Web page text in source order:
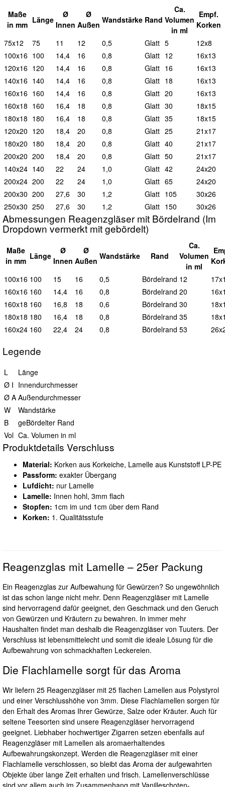
Maße
in mm Länge
Ø
Innen
Ø
Außen Wandstärke Rand
Ca.
Volumen
in ml
Empf.
Korken
75x12
75 11 12 0,5 Glatt 5
12x8
100x16 100 14,4 16 0,8 Glatt 12
16x13
120x16 120 14,4 16 0,8 Glatt 16
16x13
140x16 140 14,4 16 0,8 Glatt 18
16x13
160x16 160 14,4 16 0,8 Glatt 20
16x13
160x18 160 16,4 18 0,8 Glatt 30
18x15
180x18 180 16,4 18 0,8 Glatt 35
18x15
120x20 120 18,4 20 0,8 Glatt 25
21x17
180x20 180 18,4 20 0,8 Glatt 40
21x17
200x20 200 18,4 20 0,8 Glatt 50
21x17
140x24 140 22 24 1,0 Glatt 42
24x20
200x24 200 22 24 1,0 Glatt 65
24x20
200x30 200 27,6 30 1,2 Glatt 105
30x26
250x30 250 27,6 30 1,2 Glatt 150 30x26
Abmessungen Reagenzgläser mit Bördelrand (Im
Dropdown vermerkt mit gebördelt)
Maße
in mm Länge
Ø
Innen
Ø
Außen Wandstärke Rand
Ca.
Volumen
in ml
100x16 100 15 16 0,5 Bördelrand 12
160x16 160 14,4 16 0,8 Bördelrand 20
160x18 160 16,8 18 0,6 Bördelrand 30
180x18 180 16,4 18 0,8 Bördelrand 35
160x24 160 22,4 24 0,8 Bördelrand 53
Legende
L
Länge
Ø I Innendurchmesser
Ø A Außendurchmesser
W
Wandstärke
B
geBördelter Rand
Vol Ca. Volumen in ml
Produktdetails Verschluss
Material: Korken aus Korkeiche, Lamelle aus Kunststoff LP-PE
Passform: exakter Übergang
Lufdicht: nur Lamelle
Lamelle: Innen hohl, 3mm flach
Stopfen: 1cm im und 1cm über dem Rand
Korken: 1. Qualitätsstufe
Reagenzglas mit Lamelle – 25er Packung
Ein Reagenzglas zur Aufbewahung für Gewürzen? So ungewöhnlich
ist das schon lange nicht mehr. Denn Reagenzgläser mit Lamelle
sind hervorragend dafür geeignet, den Geschmack und den Geruch
von Gewürzen und Kräutern zu bewahren. In immer mehr
Haushalten findet man deshalb die Reagenzgläser von Tuuters. Der
Verschluss ist lebensmittelecht und somit die ideale Lösung für die
Aufbewahrung von schmackhaften Leckereien.
Die Flachlamelle sorgt für das Aroma
Wir liefern 25 Reagenzgläser mit 25 flachen Lamellen aus Polystyrol
und einer Verschlusshöhe von 3mm. Diese Flachlamellen sorgen für
den Erhalt des Aromas Ihrer Gewürze, Salze oder Kräuter. Auch für
seltene Teesorten sind unsere Reagenzgläser hervorragend
geeignet. Liebhaber hochwertiger Zigarren setzen ebenfalls auf
Reagenzgläser mit Lamellen als aromaerhaltendes
Aufbewahrungskonzept. Werden die Reagenzgläser mit einer
Flachlamelle verschlossen, so bleibt das Aroma der aufgewahrten
Objekte über lange Zeit erhalten und frisch. Lamellenverschlüsse
sind vor allem auch im Zusammenhang mit Vanilleschoten-